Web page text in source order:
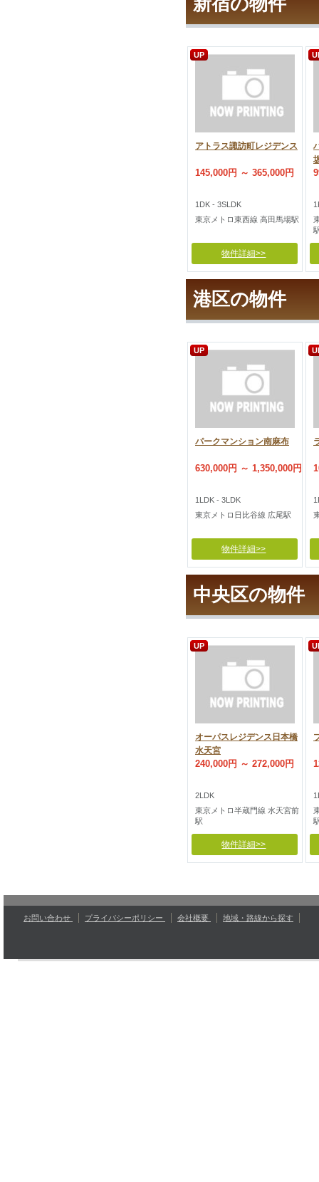
UP
アトラス諏訪町レジデンス
145,000円 ～ 365,000円
1DK - 3SLDK
東京メトロ東西線 高田馬場駅
物件詳細>>
港区の物件
UP
パークマンション南麻布
630,000円 ～ 1,350,000円
1LDK - 3LDK
東京メトロ日比谷線 広尾駅
物件詳細>>
中央区の物件
UP
オーパスレジデンス日本橋
水天宮
240,000円 ～ 272,000円
2LDK
東京メトロ半蔵門線 水天宮前
駅
物件詳細>>
お問い合わせ プライバシーポリシー 会社概要 地域・路線から探す